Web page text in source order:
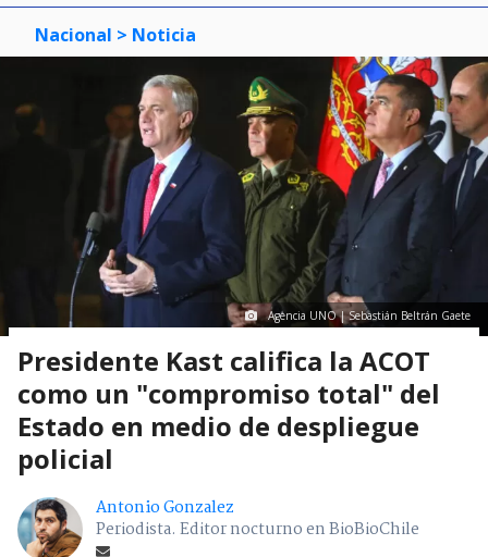
Nacional > Noticia
Agencia UNO | Sebastián Beltrán Gaete
Presidente Kast califica la ACOT
como un "compromiso total" del
Estado en medio de despliegue
policial
Antonio Gonzalez
Periodista. Editor nocturno en BioBioChile